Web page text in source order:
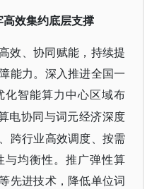
效集约底层支撑
效、协同赋能，持续提
能力。深入推进全国一
化智能算力中心区域布
电协同与词元经济深度
跨行业高效调度、按需
均衡性。推广弹性算
先进技术，降低单位词